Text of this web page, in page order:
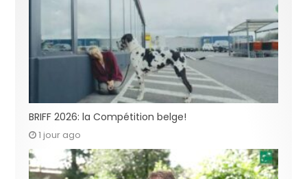
BRIFF 2026: la Compétition belge!
1 jour ago